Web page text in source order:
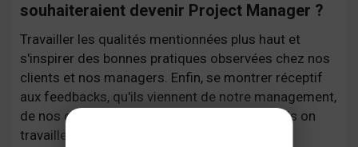
souhaiteraient devenir Project Manager ?
Travailler les qualités mentionnées plus haut et
s'inspirer des bonnes pratiques observées chez nos
clients et nos managers. Enfin, se montrer réceptif
aux feedbacks, qu'ils viennent de notre management,
de nos clients ou collaborateurs avec lesquels on
travaille sur les projets.